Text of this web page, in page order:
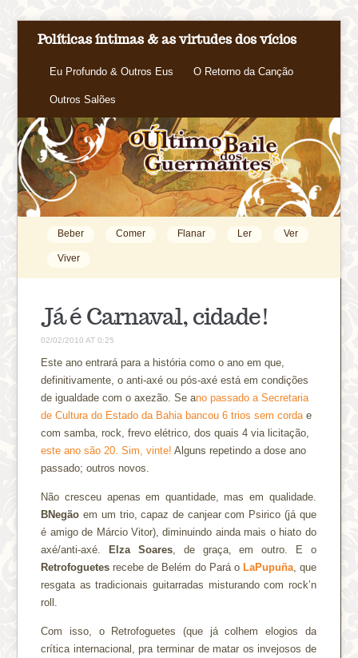
Políticas íntimas & as virtudes dos vícios
Eu Profundo & Outros Eus O Retorno da Canção
Outros Salões
Beber Comer Flanar Ler Ver
Viver
Já é Carnaval, cidade!
02/02/2010 AT 0:25
Este ano entrará para a história como o ano em que,
definitivamente, o anti-axé ou pós-axé está em condições
de igualdade com o axezão. Se ano passado a Secretaria
de Cultura do Estado da Bahia bancou 6 trios sem corda e
com samba, rock, frevo elétrico, dos quais 4 via licitação,
este ano são 20. Sim, vinte!Alguns repetindo a dose ano
passado; outros novos.
Não cresceu apenas em quantidade, mas em qualidade.
BNegão em um trio, capaz de canjear com Psirico (já que
é amigo de Márcio Vitor), diminuindo ainda mais o hiato do
axé/anti-axé.
Elza Soares, de graça, em outro. E o
Retrofoguetes recebe de Belém do Pará o LaPupuña, que
resgata as tradicionais guitarradas misturando com rock’n
roll.
Com isso, o Retrofoguetes (que já colhem elogios da
crítica internacional, pra terminar de matar os invejosos de